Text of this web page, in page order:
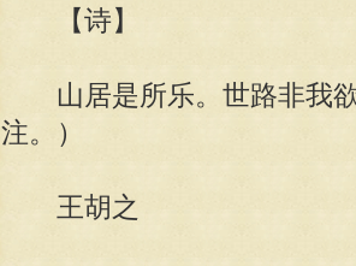
【诗】
山居是所乐。世路非我欲
注。）
王胡之